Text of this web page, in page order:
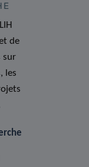
de
sur
les